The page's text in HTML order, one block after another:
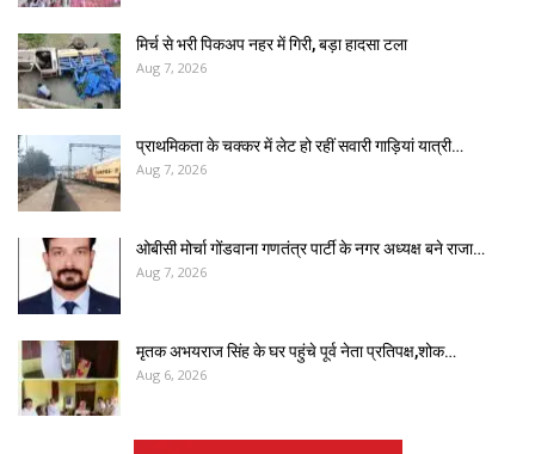
मिर्च से भरी पिकअप नहर में गिरी, बड़ा हादसा टला
Aug 7, 2026
प्राथमिकता के चक्कर में लेट हो रहीं सवारी गाड़ियां यात्री…
Aug 7, 2026
ओबीसी मोर्चा गोंडवाना गणतंत्र पार्टी के नगर अध्यक्ष बने राजा…
Aug 7, 2026
मृतक अभयराज सिंह के घर पहुंचे पूर्व नेता प्रतिपक्ष,शोक…
Aug 6, 2026